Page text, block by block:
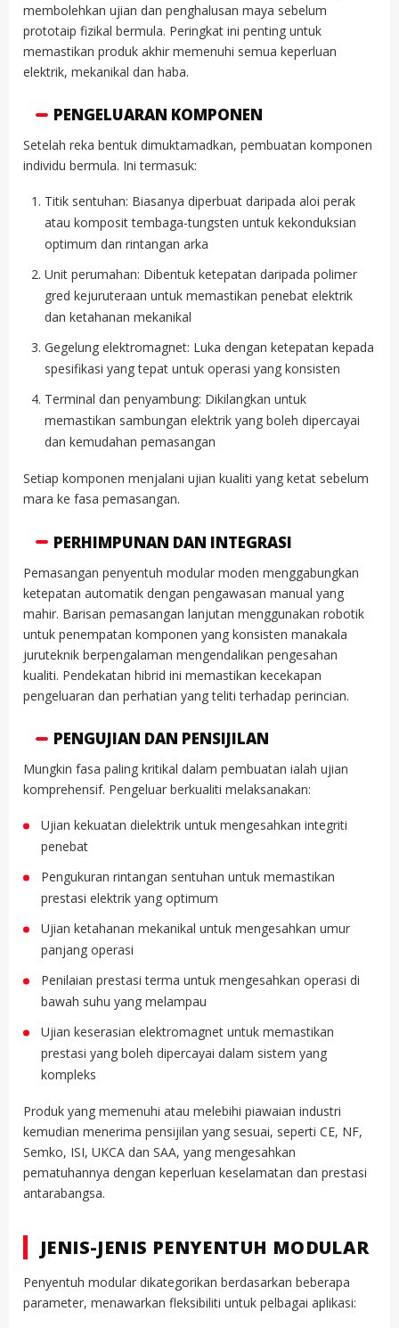
membolehkan ujian dan penghalusan maya sebelum
prototaip fizikal bermula. Peringkat ini penting untuk
memastikan produk akhir memenuhi semua keperluan
elektrik, mekanikal dan haba.
PENGELUARAN KOMPONEN
Setelah reka bentuk dimuktamadkan, pembuatan komponen
individu bermula. Ini termasuk:
Titik sentuhan: Biasanya diperbuat daripada aloi perak
atau komposit tembaga-tungsten untuk kekonduksian
optimum dan rintangan arka
Unit perumahan: Dibentuk ketepatan daripada polimer
gred kejuruteraan untuk memastikan penebat elektrik
dan ketahanan mekanikal
Gegelung elektromagnet: Luka dengan ketepatan kepada
spesifikasi yang tepat untuk operasi yang konsisten
Terminal dan penyambung: Dikilangkan untuk
memastikan sambungan elektrik yang boleh dipercayai
dan kemudahan pemasangan
Setiap komponen menjalani ujian kualiti yang ketat sebelum
mara ke fasa pemasangan.
PERHIMPUNAN DAN INTEGRASI
Pemasangan penyentuh modular moden menggabungkan
ketepatan automatik dengan pengawasan manual yang
mahir. Barisan pemasangan lanjutan menggunakan robotik
untuk penempatan komponen yang konsisten manakala
juruteknik berpengalaman mengendalikan pengesahan
kualiti. Pendekatan hibrid ini memastikan kecekapan
pengeluaran dan perhatian yang teliti terhadap perincian.
PENGUJIAN DAN PENSIJILAN
Mungkin fasa paling kritikal dalam pembuatan ialah ujian
komprehensif. Pengeluar berkualiti melaksanakan:
Ujian kekuatan dielektrik untuk mengesahkan integriti
penebat
Pengukuran rintangan sentuhan untuk memastikan
prestasi elektrik yang optimum
Ujian ketahanan mekanikal untuk mengesahkan umur
panjang operasi
Penilaian prestasi terma untuk mengesahkan operasi di
bawah suhu yang melampau
Ujian keserasian elektromagnet untuk memastikan
prestasi yang boleh dipercayai dalam sistem yang
kompleks
Produk yang memenuhi atau melebihi piawaian industri
kemudian menerima pensijilan yang sesuai, seperti CE, NF,
Semko, ISI, UKCA dan SAA, yang mengesahkan
pematuhannya dengan keperluan keselamatan dan prestasi
antarabangsa.
JENIS-JENIS PENYENTUH MODULAR
Penyentuh modular dikategorikan berdasarkan beberapa
parameter, menawarkan fleksibiliti untuk pelbagai aplikasi: